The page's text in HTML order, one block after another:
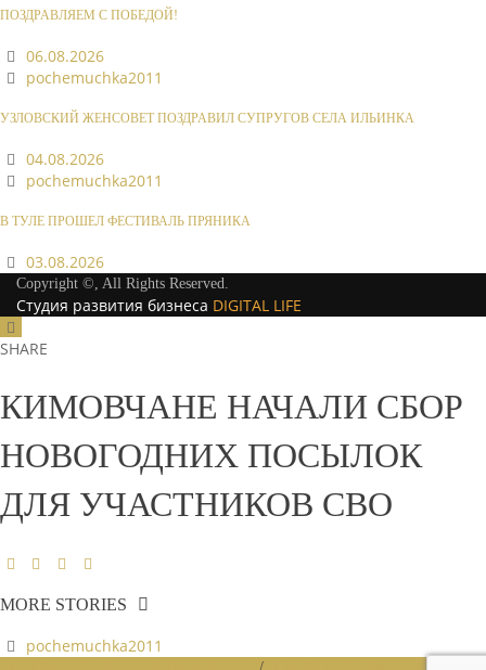
ПОЗДРАВЛЯЕМ С ПОБЕДОЙ!
06.08.2026
pochemuchka2011
УЗЛОВСКИЙ ЖЕНСОВЕТ ПОЗДРАВИЛ СУПРУГОВ СЕЛА ИЛЬИНКА
04.08.2026
pochemuchka2011
В ТУЛЕ ПРОШЕЛ ФЕСТИВАЛЬ ПРЯНИКА
03.08.2026
Copyright ©, All Rights Reserved.
Студия развития бизнеса DIGITAL LIFE
SHARE
КИМОВЧАНЕ НАЧАЛИ СБОР
НОВОГОДНИХ ПОСЫЛОК
ДЛЯ УЧАСТНИКОВ СВО
MORE STORIES
pochemuchka2011